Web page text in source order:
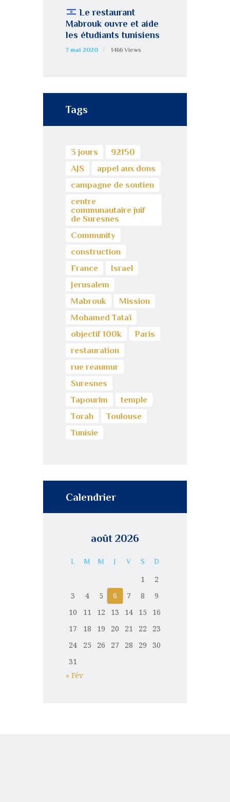
Le restaurant
Mabrouk ouvre et aide
les étudiants tunisiens
7 mai 2020 1466 Views
Tags
3 jours
92150
AJS
appel aux dons
campagne de soutien
centre
communautaire juif
de Suresnes
Community
construction
France
Israel
Jerusalem
Mabrouk
Mission
Mohamed Tataï
objectif 100k
Paris
restauration
rue reaumur
Suresnes
Tapourim
temple
Torah
Toulouse
Tunisie
Calendrier
août 2026
L M M J V S D
1
2
3
4 5 6 7 8
9
10
11 12 13 14 15
16
17
18 19 20 21 22
23
24
25 26 27 28 29
30
31
« Fév